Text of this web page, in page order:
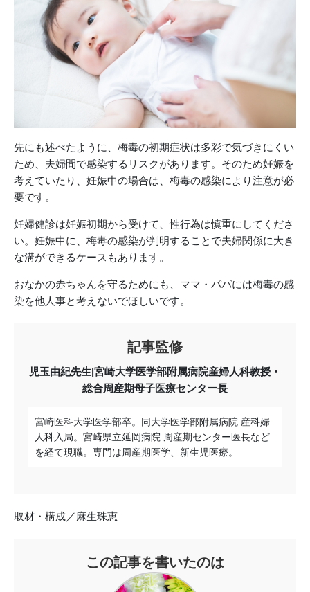
先にも述べたように、梅毒の初期症状は多彩で気づきにくい
ため、夫婦間で感染するリスクがあります。そのため妊娠を
考えていたり、妊娠中の場合は、梅毒の感染により注意が必
要です。
妊婦健診は妊娠初期から受けて、性行為は慎重にしてくださ
い。妊娠中に、梅毒の感染が判明することで夫婦関係に大き
な溝ができるケースもあります。
おなかの赤ちゃんを守るためにも、ママ・パパには梅毒の感
染を他人事と考えないでほしいです。
記事監修
児玉由紀先生|宮崎大学医学部附属病院産婦人科教授・
総合周産期母子医療センター長
宮崎医科大学医学部卒。同大学医学部附属病院 産科婦
人科入局。宮崎県立延岡病院 周産期センター医長など
を経て現職。専門は周産期医学、新生児医療。
取材・構成／麻生珠恵
この記事を書いたのは